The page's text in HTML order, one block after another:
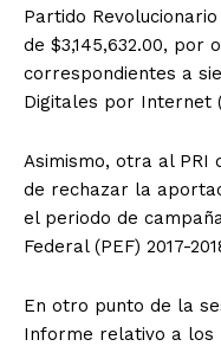
Partido
de $3,145,632.00,
correspondientes a
Digitales por Internet
Asimismo, otra al PRI
de rechazar la
el periodo de
Federal (PEF) 2017-
En otro punto de la
Informe relativo a los